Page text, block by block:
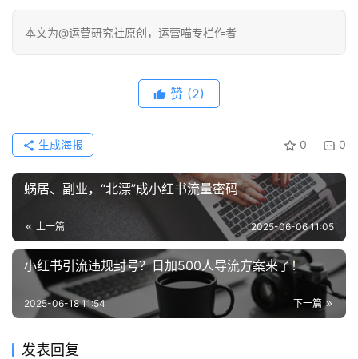
本文为@运营研究社原创，运营喵专栏作者
赞 (2)
0 0
生成海报
蜗居、副业，“北漂”成小红书流量密码
上一篇 2025-06-06 11:05
小红书引流违规封号？日加500人导流方案来了！
下一篇
2025-06-18 11:54
发表回复